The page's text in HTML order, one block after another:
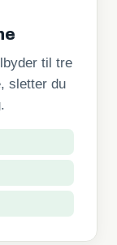
til tre
sletter du